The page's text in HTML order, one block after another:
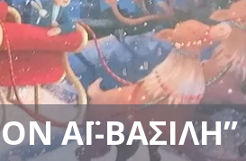
ΑΪ-ΒΑΣΊΛΗ”